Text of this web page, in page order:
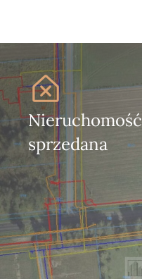
Nieruchomość
sprzedana